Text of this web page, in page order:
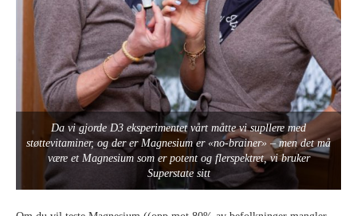
Da vi gjorde D3 eksperimentet vårt måtte vi supllere med
støttevitaminer, og der er Magnesium er «no-brainer» – men det må
være et Magnesium som er potent og flerspektret, vi bruker
Superstate sitt